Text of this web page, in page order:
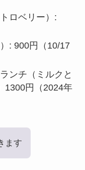
ロベリー）:
: 900円（10/17
ンチ（ミルクと
1300円（2024年
ます